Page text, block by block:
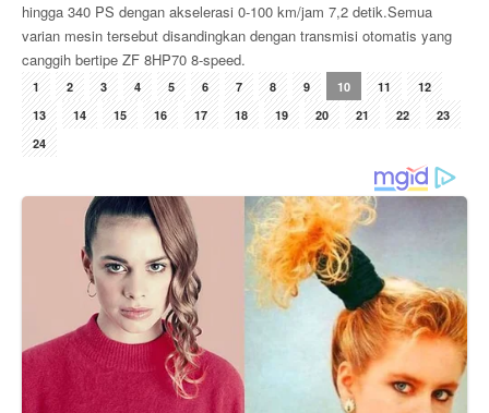
hingga 340 PS dengan akselerasi 0-100 km/jam 7,2 detik.Semua
varian mesin tersebut disandingkan dengan transmisi otomatis yang
canggih bertipe ZF 8HP70 8-speed.
1 2 3 4 5 6 7 8 9 10 11
12
13
14 15 16 17 18 19 20 21 22
23
24